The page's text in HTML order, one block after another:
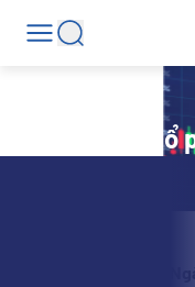
Tin tức mã cổ
HSV: